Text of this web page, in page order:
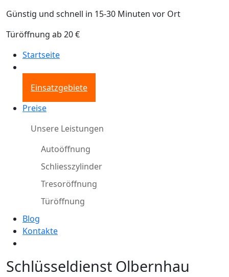
Günstig und schnell in 15-30 Minuten vor Ort
Türöffnung ab 20 €
Startseite
Einsatzgebiete
Preise
Unsere Leistungen
Autoöffnung
Schliesszylinder
Tresoröffnung
Türöffnung
Blog
Kontakte
Schlüsseldienst Olbernhau